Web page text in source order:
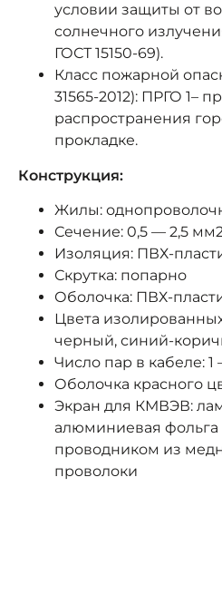
условии защиты от
солнечного
ГОСТ 15150-69).
Класс пожарной
31565-2012): ПРГО 1–
распространения
прокладке.
Конструкция:
Жилы:
Сечение: 0,5 — 2,5
Изоляция: ПВХ-
Скрутка: попарно
Оболочка: ПВХ-
Цвета
черный, синий-
Число пар в кабеле: 1
Оболочка красного
Экран для КМВЭВ:
алюминиевая фольга
проводником из
проволоки